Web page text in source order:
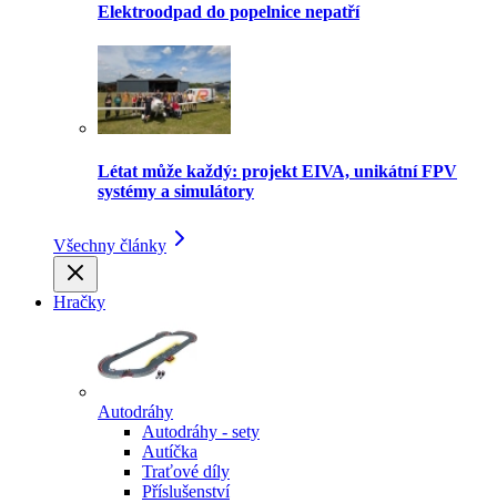
Elektroodpad do popelnice nepatří
Létat může každý: projekt EIVA, unikátní FPV
systémy a simulátory
Všechny články
Hračky
Autodráhy
Autodráhy - sety
Autíčka
Traťové díly
Příslušenství